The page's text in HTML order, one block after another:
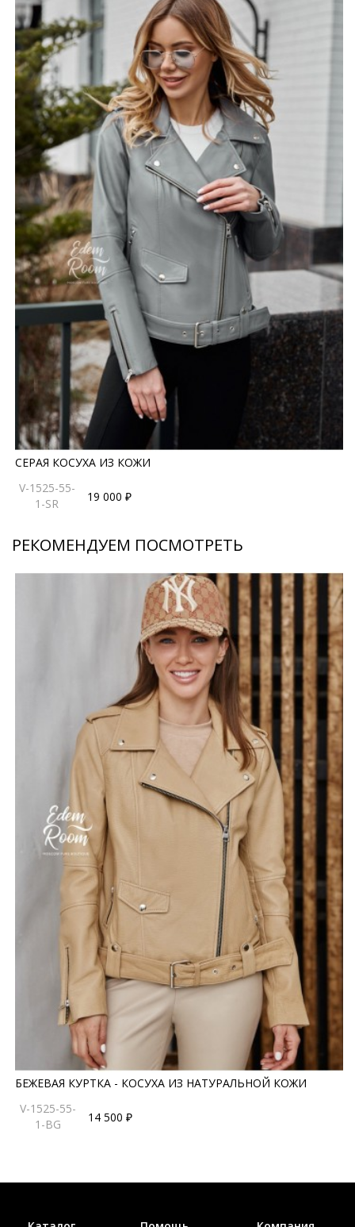
СЕРАЯ КОСУХА ИЗ КОЖИ
V-1525-55-
1-SR
19 000 ₽
РЕКОМЕНДУЕМ ПОСМОТРЕТЬ
БЕЖЕВАЯ КУРТКА - КОСУХА ИЗ НАТУРАЛЬНОЙ КОЖИ
V-1525-55-
1-BG
14 500 ₽